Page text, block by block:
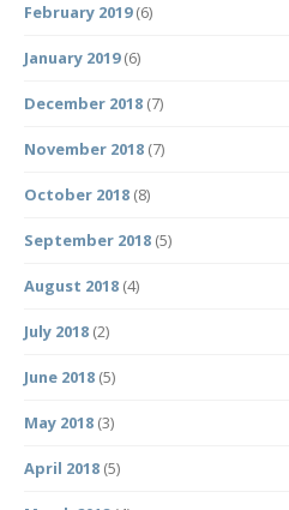
February 2019(6)
January 2019(6)
December 2018 (7)
November 2018 (7)
October 2018 (8)
September 2018 (5)
August 2018 (4)
July 2018 (2)
June 2018 (5)
May 2018 (3)
April 2018 (5)